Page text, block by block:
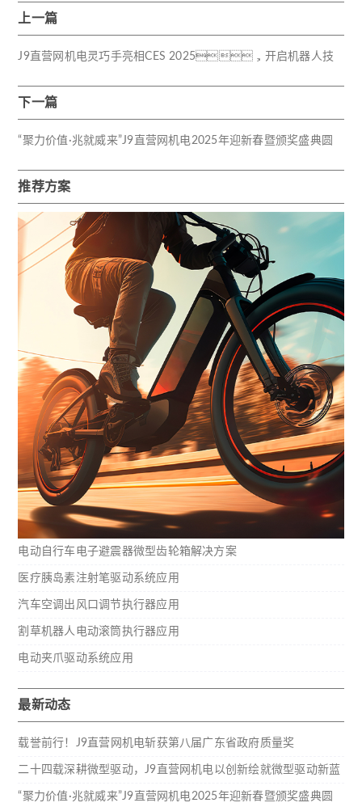
上一篇
J9直营网机电灵巧手亮相CES 2025，开启机器人技
下一篇
“聚力价值·兆就威来”J9直营网机电2025年迎新春暨颁奖盛典圆
推荐方案
电动自行车电子避震器微型齿轮箱解决方案
医疗胰岛素注射笔驱动系统应用
汽车空调出风口调节执行器应用
割草机器人电动滚筒执行器应用
电动夹爪驱动系统应用
最新动态
载誉前行！J9直营网机电斩获第八届广东省政府质量奖
二十四载深耕微型驱动，J9直营网机电以创新绘就微型驱动新蓝
图
“聚力价值·兆就威来”J9直营网机电2025年迎新春暨颁奖盛典圆